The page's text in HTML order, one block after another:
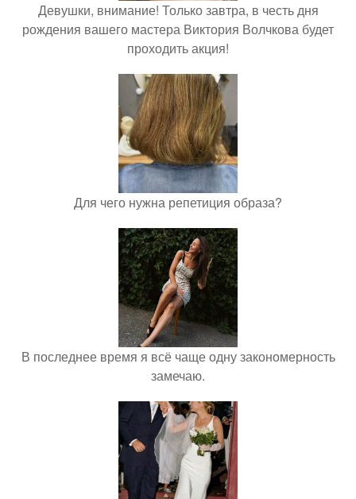
Девушки, внимание! Только завтра, в честь дня
рождения вашего мастера Виктория Волчкова будет
проходить акция!
Для чего нужна репетиция образа?
В последнее время я всё чаще одну закономерность
замечаю.